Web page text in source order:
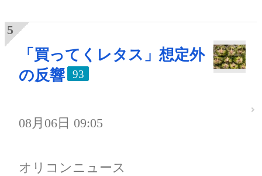
「買ってくレタス」想定外
の反響
93
08月06日 09:05
オリコンニュース